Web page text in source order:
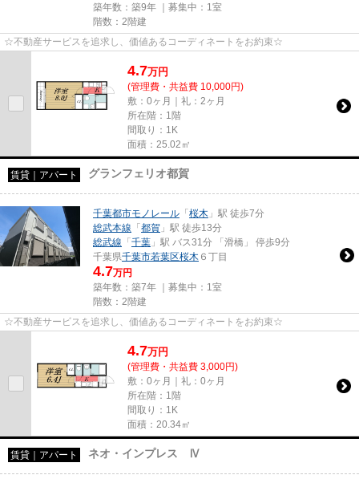
築年数：築9年 ｜募集中： 1室
階数：2階建
☆不動産サービスを追求し、価値あるコーディネートをお約束☆
4.7万円
(管理費・共益費 10,000円)
敷：0ヶ月｜礼：2ヶ月
所在階：1階
間取り：1K
面積：25.02㎡
賃貸｜アパート グランフェリオ都賀
千葉都市モノレール 「桜木 」駅 徒歩7分
総武本線 「都賀 」駅 徒歩13分
総武線 「千葉 」駅 バス31分 「滑橋」 停歩9分
千葉県千葉市若葉区桜木 ６丁目
4.7万円
築年数：築7年 ｜募集中： 1室
階数：2階建
☆不動産サービスを追求し、価値あるコーディネートをお約束☆
4.7万円
(管理費・共益費 3,000円)
敷：0ヶ月｜礼：0ヶ月
所在階：1階
間取り：1K
面積：20.34㎡
賃貸｜アパート ネオ・インプレス Ⅳ